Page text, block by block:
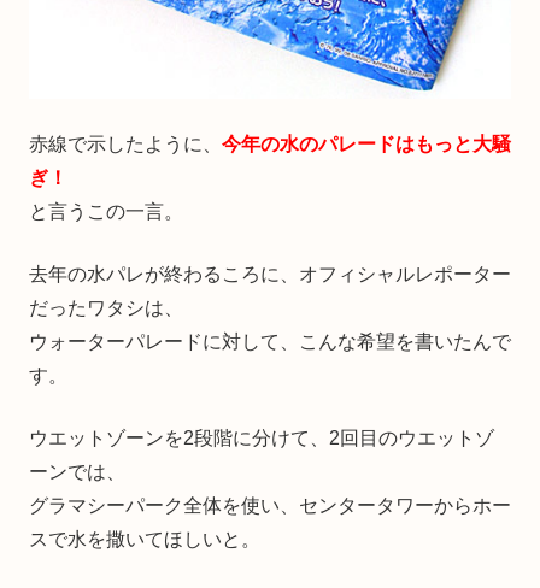
赤線で示したように、 今年の水のパレードはもっと大騒
ぎ！
と言うこの一言。
去年の水パレが終わるころに、オフィシャルレポーター
だったワタシは、
ウォーターパレードに対して、こんな希望を書いたんで
す。
ウエットゾーンを2段階に分けて、2回目のウエットゾ
ーンでは、
グラマシーパーク全体を使い、センタータワーからホー
スで水を撒いてほしいと。